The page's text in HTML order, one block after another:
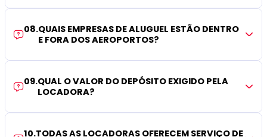
08.QUAIS EMPRESAS DE ALUGUEL ESTÃO DENTRO
E FORA DOS AEROPORTOS?
09.QUAL O VALOR DO DEPÓSITO EXIGIDO PELA
LOCADORA?
10.TODAS AS LOCADORAS OFERECEM SERVIÇO DE